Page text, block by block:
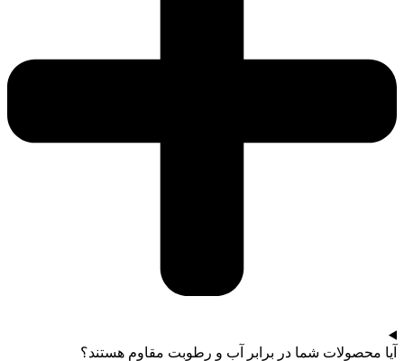
آیا محصولات شما در برابر آب و رطوبت مقاوم هستند؟